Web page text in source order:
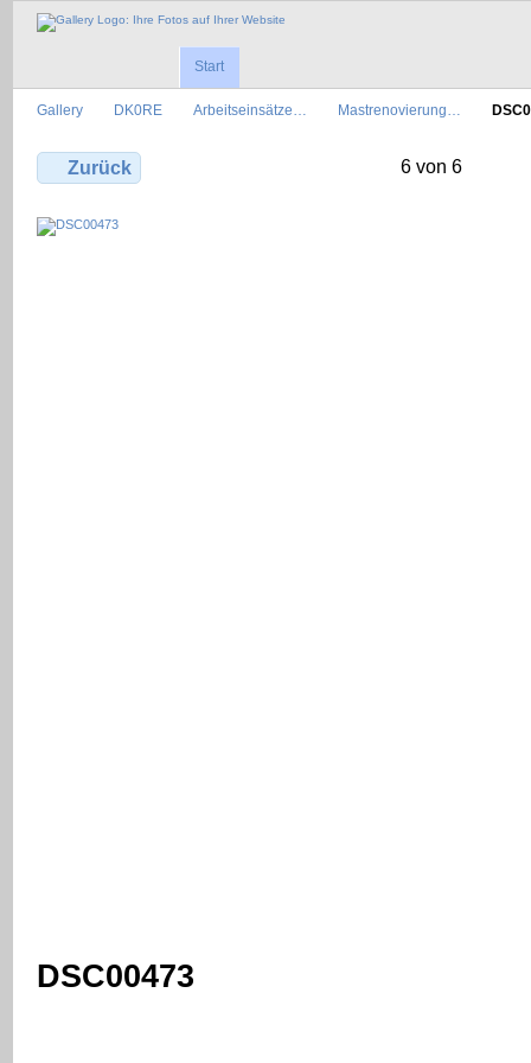
Start
Gallery DK0RE Arbeitseinsätze… Mastrenovierung…
Zurück 6 von 6
DSC00473